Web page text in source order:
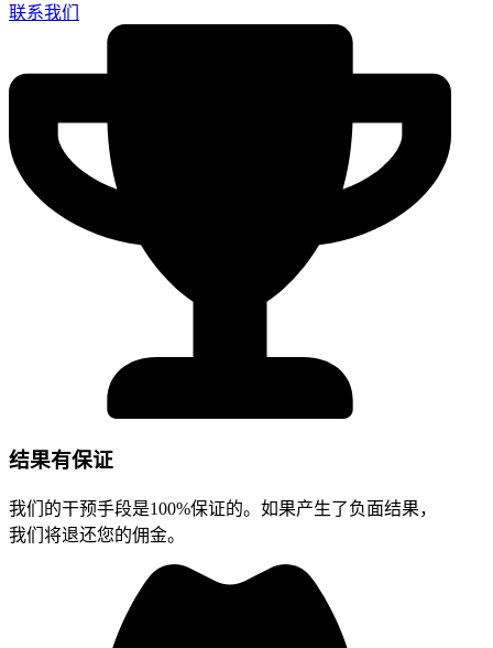
联系我们
结果有保证
我们的干预手段是100%保证的。如果产生了负面结果，
我们将退还您的佣金。